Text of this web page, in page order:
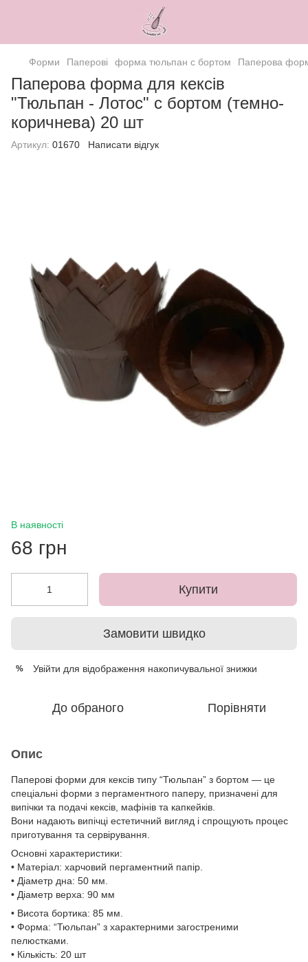
Форми Паперові форма тюльпан с бортом Паперова
Паперова форма для кексів
"Тюльпан - Лотос" с бортом (темно-
коричнева) 20 шт
Артикул: 01670 Написати відгук
В наявності
68 грн
Купити
Замовити швидко
% Увійти для відображення накопичувальної знижки
До обраного Порівняти
Опис
Паперові форми для кексів типу “Тюльпан” з бортом — це
спеціальні форми з пергаментного паперу, призначені для
випічки та подачі кексів, мафінів та капкейків.
Вони надають випічці естетичний вигляд і спрощують процес
приготування та сервірування.
Основні характеристики:
• Матеріал: харчовий пергаментний папір.
• Діаметр дна: 50 мм.
• Діаметр верха: 90 мм
• Висота бортика: 85 мм.
• Форма: “Тюльпан” з характерними загостреними
пелюстками.
• Кількість: 20 шт